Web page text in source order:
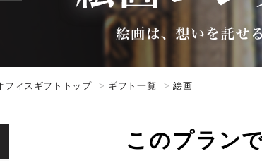
フィスギフトトップ ギフト一覧 絵画
このプラン